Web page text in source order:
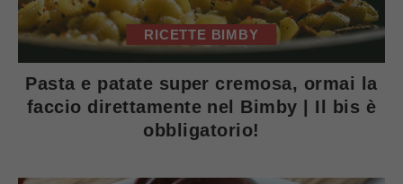
RICETTE BIMBY
Pasta e patate super cremosa, ormai la
faccio direttamente nel Bimby | Il bis è
obbligatorio!